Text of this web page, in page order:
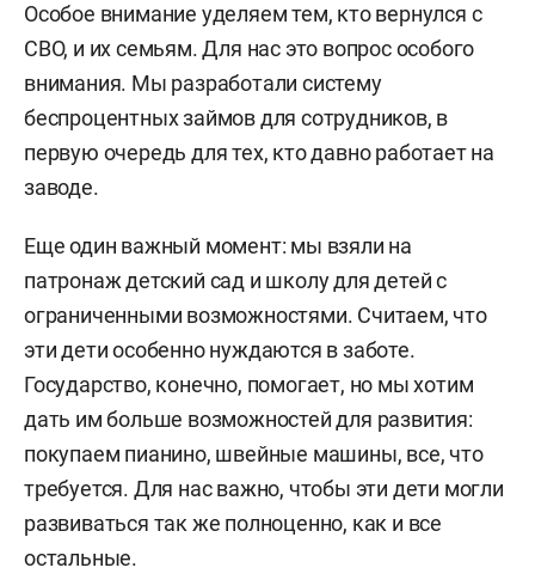
Особое внимание уделяем тем, кто вернулся с
СВО, и их семьям. Для нас это вопрос особого
внимания. Мы разработали систему
беспроцентных займов для сотрудников, в
первую очередь для тех, кто давно работает на
заводе.
Еще один важный момент: мы взяли на
патронаж детский сад и школу для детей с
ограниченными возможностями. Считаем, что
эти дети особенно нуждаются в заботе.
Государство, конечно, помогает, но мы хотим
дать им больше возможностей для развития:
покупаем пианино, швейные машины, все, что
требуется. Для нас важно, чтобы эти дети могли
развиваться так же полноценно, как и все
остальные.